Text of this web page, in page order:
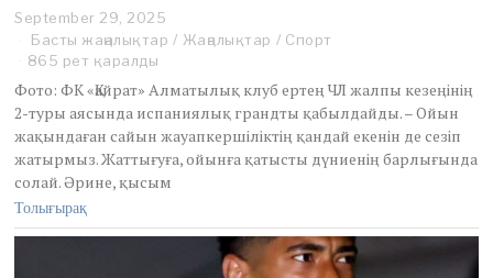
September 29, 2025
e
e
m
b
e
r
,
Басты жаңалықтар / Жаңалықтар / Спорт
865 рет қаралды
Фото: ФК «Қайрат» Алматылық клуб ертең ЧЛ жалпы кезеңінің
2-туры аясында испаниялық грандты қабылдайды. – Ойын
жақындаған сайын жауапкершіліктің қандай екенін де сезіп
жатырмыз. Жаттығуға, ойынға қатысты дүниенің барлығында
солай. Әрине, қысым
Толығырақ